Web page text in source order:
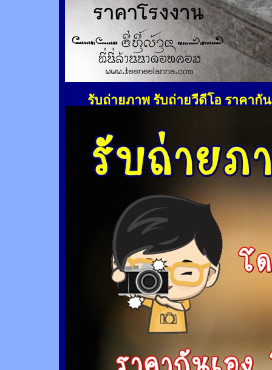
รับถ่ายภาพ รับถ่ายวีดีโอ ราคากั